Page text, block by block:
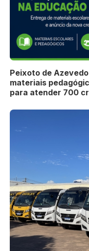
Peixoto de
materiais
para atender 700